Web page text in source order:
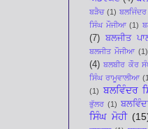
ਬੜੈਚ (1)
ਸਿੰਘ ਮੌਜੀਆ (1)
(7) ਬਲਜੀਤ
ਬਲਜੀਤ ਮੌਜੀਆ (1)
(4) ਬਲਬੀਰ ਕੌਰ
ਸਿੰਘ ਰਾਮੂਵਾਲੀਆ
(1) ਬਲਵਿੰਦਰ
ਭੁੱਲਰ (1)
ਸਿੰਘ ਮੋਹੀ